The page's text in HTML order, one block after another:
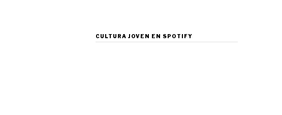
CULTURA JOVEN EN SPOTIFY